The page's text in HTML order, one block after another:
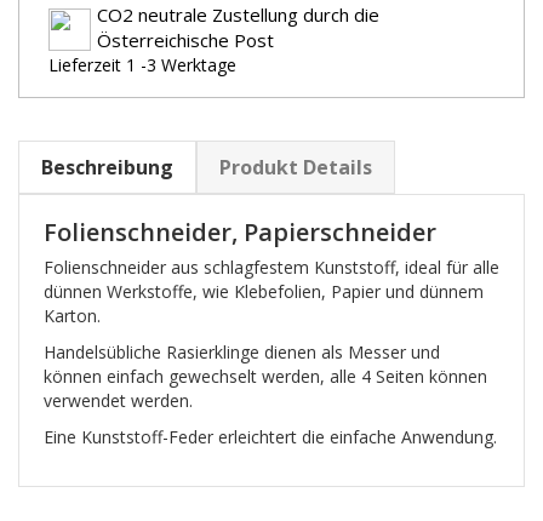
CO2 neutrale Zustellung durch die
Österreichische Post
Lieferzeit 1 -3 Werktage
Beschreibung Produkt Details
Folienschneider, Papierschneider
Folienschneider aus schlagfestem Kunststoff, ideal für alle
dünnen Werkstoffe, wie Klebefolien, Papier und dünnem
Karton.
Handelsübliche Rasierklinge dienen als Messer und
können einfach gewechselt werden, alle 4 Seiten können
verwendet werden.
Eine Kunststoff-Feder erleichtert die einfache Anwendung.